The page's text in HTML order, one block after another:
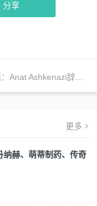
分享
Anat Ashkenazi辞去礼来首席财务官职务
更多
赫、萌蒂制药、传奇